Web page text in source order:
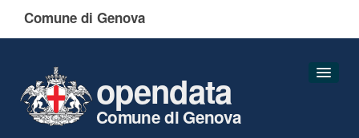
Comune di Genova
opendata
Comune di Genova